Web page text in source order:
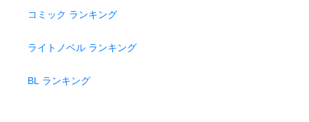
コミック ランキング
ライトノベル ランキング
BL ランキング